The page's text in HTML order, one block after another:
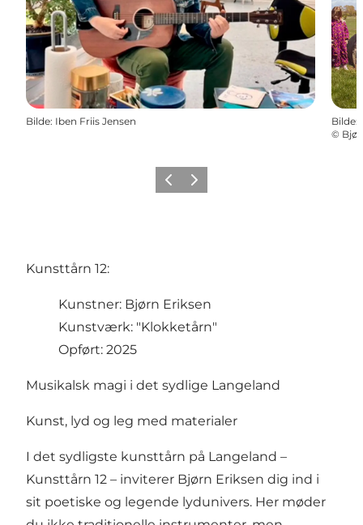
Bilde: Iben Friis Jensen Bilde:
©
ForrigeNeste
Kunsttårn 12:
Kunstner: Bjørn Eriksen
Kunstværk: "Klokketårn"
Opført: 2025
Musikalsk magi i det sydlige Langeland
Kunst, lyd og leg med materialer
I det sydligste kunsttårn på Langeland –
Kunsttårn 12 – inviterer Bjørn Eriksen dig ind i
sit poetiske og legende lydunivers. Her møder